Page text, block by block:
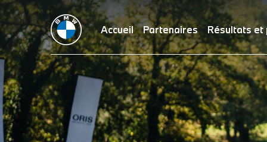
Accueil Partenaires Résultats et